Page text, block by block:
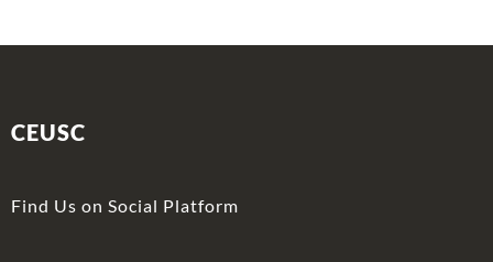
CEUSC
Find Us on Social Platform